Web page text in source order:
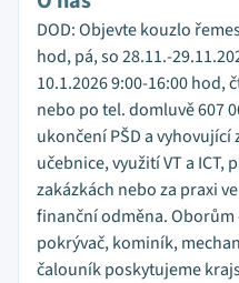
DOD: Objevte kouzlo
hod, pá, so 28.11.-
10.1.2026 9:00-16:00 hod,
nebo po tel. domluvě 607
ukončení PŠD a
učebnice, využití VT a ICT,
zakázkách nebo za praxi
finanční odměna.
pokrývač, kominík,
čalouník poskytujeme